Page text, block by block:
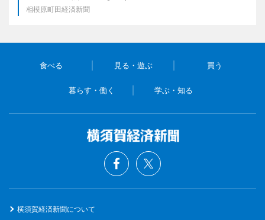
相模原町田経済新聞
食べる 見る・遊ぶ 買う
暮らす・働く 学ぶ・知る
横須賀経済新聞について